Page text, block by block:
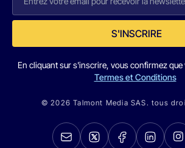
S'INSCRIRE
En cliquant sur s'inscrire, vous confirmez
Termes et Conditions
© 2026 Talmont Media SAS. tous